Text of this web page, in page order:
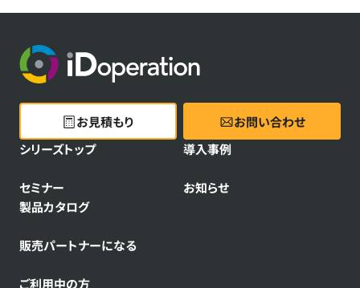
お見積もり
お問い合わせ
シリーズトップ
導入事例
セミナー
お知らせ
製品カタログ
販売パートナーになる
ご利用中の方